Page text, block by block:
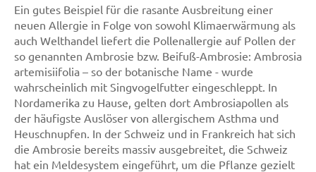
Ein gutes Beispiel für die rasante Ausbreitung einer
neuen Allergie in Folge von sowohl Klimaerwärmung als
auch Welthandel liefert die Pollenallergie auf Pollen der
so genannten Ambrosie bzw. Beifuß-Ambrosie: Ambrosia
artemisiifolia – so der botanische Name - wurde
wahrscheinlich mit Singvogelfutter eingeschleppt. In
Nordamerika zu Hause, gelten dort Ambrosiapollen als
der häufigste Auslöser von allergischem Asthma und
Heuschnupfen. In der Schweiz und in Frankreich hat sich
die Ambrosie bereits massiv ausgebreitet, die Schweiz
hat ein Meldesystem eingeführt, um die Pflanze gezielt